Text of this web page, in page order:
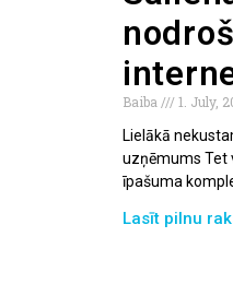
Baiba
1. July,
Lielākā
uzņēmums Tet
īpašuma
Lasīt pilnu